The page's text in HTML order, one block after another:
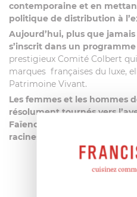
contemporaine et en
politique de distribution à
Aujourd’hui, plus que
s’inscrit dans un programme
prestigieux Comité Colbert
marques françaises du luxe,
Patrimoine Vivant.
Les femmes et les hommes
résolument tournés vers
Faïence fine de demain tout
racines bicentenaires.